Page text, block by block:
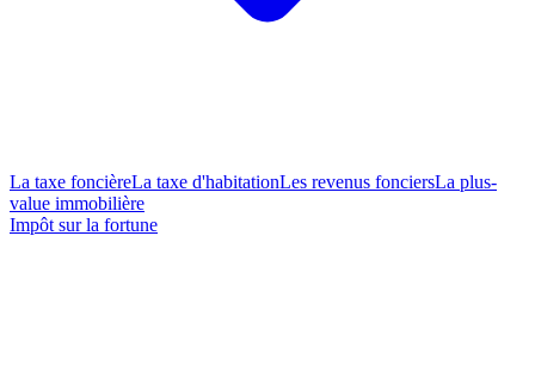
La taxe foncièreLa taxe d'habitationLes revenus fonciersLa plus-
value immobilière
Impôt sur la fortune